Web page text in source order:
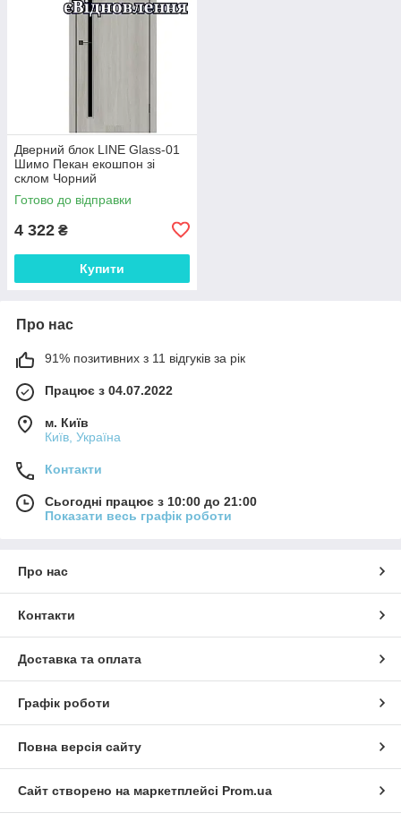
Дверний блок LINE Glass-01
Шимо Пекан екошпон зі
склом Чорний
Готово до відправки
4 322 ₴
Купити
Про нас
91% позитивних з 11 відгуків за рік
Працює з 04.07.2022
м. Київ
Київ, Україна
Контакти
Сьогодні працює з 10:00 до 21:00
Показати весь графік роботи
Про нас
Контакти
Доставка та оплата
Графік роботи
Повна версія сайту
Сайт створено на маркетплейсі Prom.ua